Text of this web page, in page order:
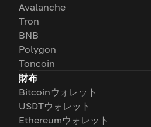
Avalanche
Tron
BNB
Polygon
Toncoin
財布
Bitcoinウォレット
USDTウォレット
Ethereumウォレット